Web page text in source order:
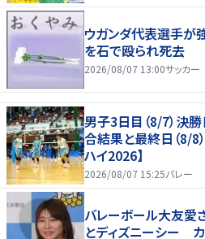
ウガンダ代表選手が
を石で殴られ死去
2026/08/07 13:00サッカー
男子3日目（8/7）決
合結果と最終日（8/8
ハイ2026】
2026/08/07 15:25バレー
バレーボール大友
とディズニーシー